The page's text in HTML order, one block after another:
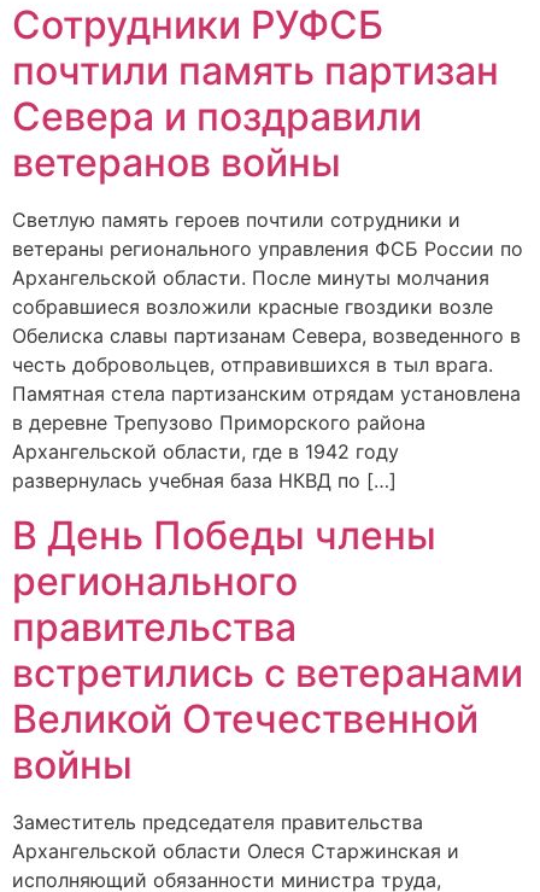
Сотрудники РУФСБ
почтили память партизан
Севера и поздравили
ветеранов войны
Светлую память героев почтили сотрудники и
ветераны регионального управления ФСБ России по
Архангельской области. После минуты молчания
собравшиеся возложили красные гвоздики возле
Обелиска славы партизанам Севера, возведенного в
честь добровольцев, отправившихся в тыл врага.
Памятная стела партизанским отрядам установлена
в деревне Трепузово Приморского района
Архангельской области, где в 1942 году
развернулась учебная база НКВД по […]
В День Победы члены
регионального
правительства
встретились с ветеранами
Великой Отечественной
войны
Заместитель председателя правительства
Архангельской области Олеся Старжинская и
исполняющий обязанности министра труда,